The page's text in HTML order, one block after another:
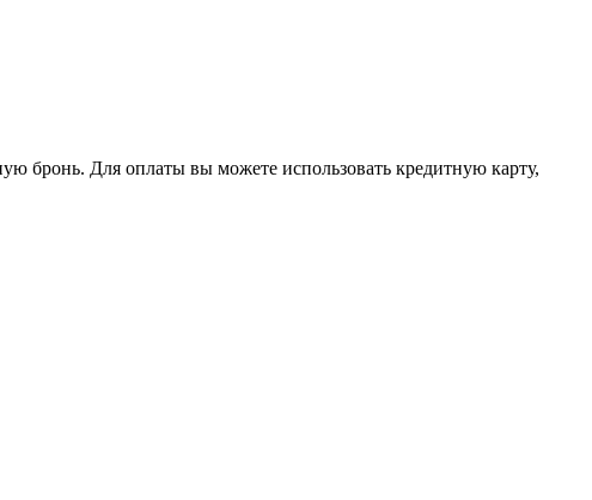
бронь. Для оплаты вы можете использовать кредитную карту,